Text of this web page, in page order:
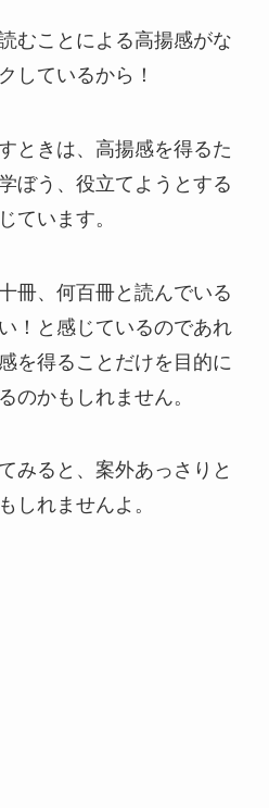
むことによる高揚感がな
しているから！
ときは、高揚感を得るた
ぼう、役立てようとする
ています。
冊、何百冊と読んでいる
！と感じているのであれ
を得ることだけを目的に
のかもしれません。
みると、案外あっさりと
しれませんよ。